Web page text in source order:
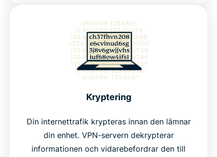
Kryptering
Din internettrafik krypteras innan den lämnar
din enhet. VPN-servern dekrypterar
informationen och vidarebefordrar den till